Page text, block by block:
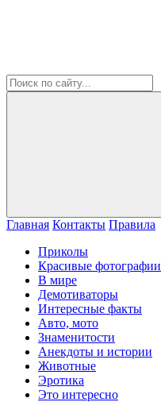
Главная Контакты Правила
Приколы
Красивые фотографии
В мире
Демотиваторы
Интересные факты
Авто, мото
Знаменитости
Анекдоты и истории
Животные
Эротика
Это интересно